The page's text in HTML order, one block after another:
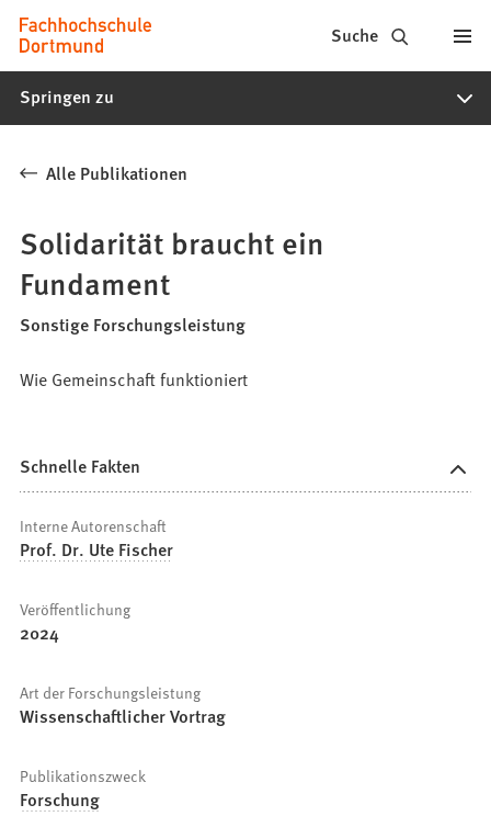
Inhalt anspringen
Fachhochschule
Dortmund
-
Studiengänge,
Bewerbung
Suche
Springen zu
Alle Publikationen
Solidarität braucht ein
Fundament
Sonstige Forschungsleistung
Wie Gemeinschaft funktioniert
Schnelle Fakten
Interne Autorenschaft
Prof. Dr. Ute Fischer
Veröffentlichung
2024
Art der Forschungsleistung
Wissenschaftlicher Vortrag
Publikationszweck
Forschung